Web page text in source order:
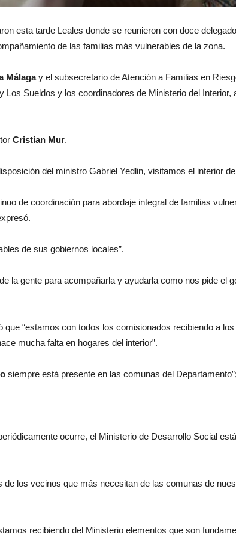
esta tarde Leales donde se reunieron con doce
de las familias más vulnerables de la zona.
Málagay el subsecretario de Atención a Familias en
Sueldos y los coordinadores de Ministerio del Interior,
Cristian Mur.
del ministro Gabriel Yedlin, visitamos el interior
de coordinación para abordaje integral de familias
de sus gobiernos locales”.
la gente para acompañarla y ayudarla como nos pide el
“estamos con todos los comisionados recibiendo a
mucha falta en hogares del interior”.
siempre está presente en las comunas del
ocurre, el Ministerio de Desarrollo Social
los vecinos que más necesitan de las comunas de
recibiendo del Ministerio elementos que son